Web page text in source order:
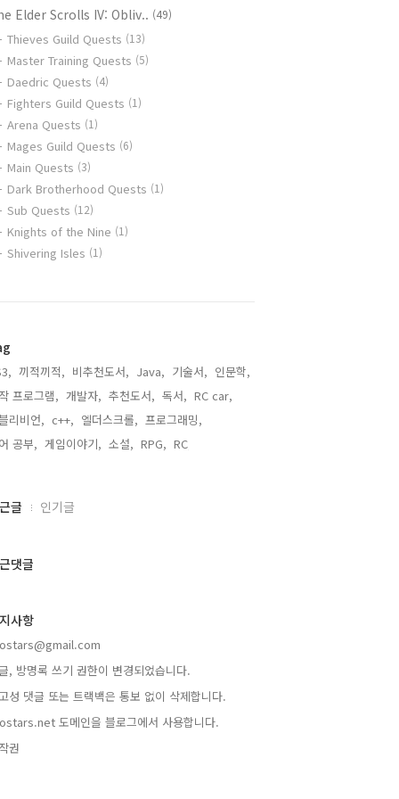
Elder Scrolls IV: Obliv.. (49)
Thieves Guild Quests (13)
Master Training Quests (5)
Daedric Quests (4)
Fighters Guild Quests (1)
Arena Quests (1)
Mages Guild Quests (6)
Main Quests (3)
Dark Brotherhood Quests (1)
Sub Quests (12)
Knights of the Nine (1)
Shivering Isles (1)
끼적끼적, 비추천도서, Java, 기술서, 인문학,
프로그램, 개발자, 추천도서, 독서, RC car,
리비언, c++, 엘더스크롤, 프로그래밍,
공부, 게임이야기, 소설, RPG, RC,
글 인기글
댓글
사항
, 방명록 쓰기 권한이 변경되었습니다.
성 댓글 또는 트랙백은 통보 없이 삭제합니다.
도메인을 블로그에서 사용합니다.
권